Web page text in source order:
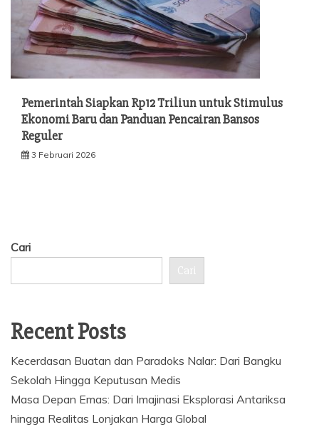
Pemerintah Siapkan Rp12 Triliun untuk Stimulus
Ekonomi Baru dan Panduan Pencairan Bansos
Reguler
3 Februari 2026
Cari
Cari
Recent Posts
Kecerdasan Buatan dan Paradoks Nalar: Dari Bangku
Sekolah Hingga Keputusan Medis
Masa Depan Emas: Dari Imajinasi Eksplorasi Antariksa
hingga Realitas Lonjakan Harga Global